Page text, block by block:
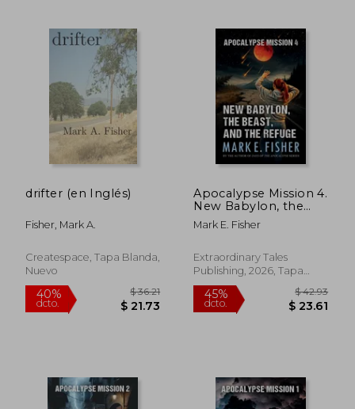
40%
dcto. $ 27.38
40%
dcto.
drifter (en Inglés)
Fisher, Mark A.
Createspace, Tapa Blanda,
Nuevo
Apocalypse Mission 4.
New Babylon, the
Beast, and the
Refuge (en Inglés)
Mark E. Fisher
Extraordinary Tales
Publishing, 2026, Tapa
Blanda, Nuevo